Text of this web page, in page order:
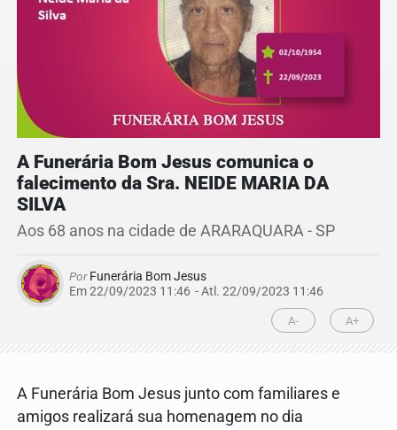
A Funerária Bom Jesus comunica o
falecimento da Sra. NEIDE MARIA DA
SILVA
Aos 68 anos na cidade de ARARAQUARA - SP
PorFunerária Bom Jesus
Em 22/09/2023 11:46 - Atl. 22/09/2023 11:46
A- A+
A Funerária Bom Jesus junto com familiares e
amigos realizará sua homenagem no dia